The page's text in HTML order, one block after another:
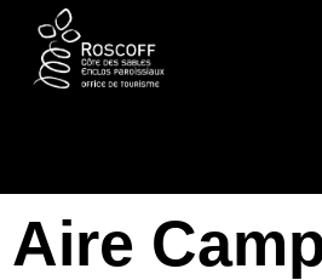
Aire
Cookies management panel